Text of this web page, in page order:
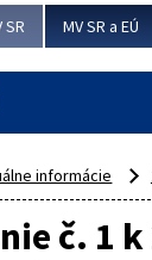
MV SR a EÚ
informácie
č. 1